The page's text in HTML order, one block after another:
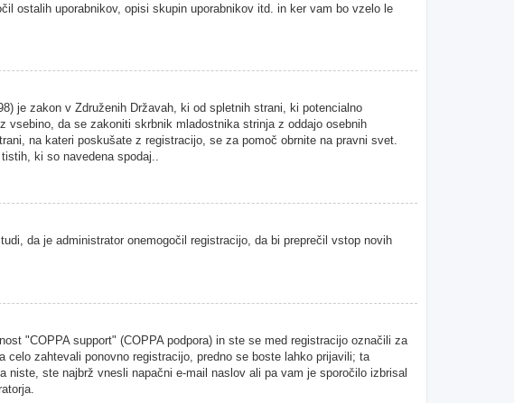
ostalih uporabnikov, opisi skupin uporabnikov itd. in ker vam bo vzelo le
je zakon v Združenih Državah, ki od spletnih strani, ki potencialno
vsebino, da se zakoniti skrbnik mladostnika strinja z oddajo osebnih
na kateri poskušate z registracijo, se za pomoč obrnite na pravni svet.
ki so navedena spodaj..
da je administrator onemogočil registracijo, da bi preprečil vstop novih
"COPPA support" (COPPA podpora) in ste se med registracijo označili za
zahtevali ponovno registracijo, predno se boste lahko prijavili; ta
ste najbrž vnesli napačni e-mail naslov ali pa vam je sporočilo izbrisal